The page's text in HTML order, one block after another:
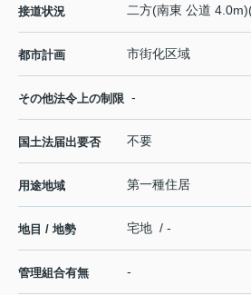
接道状況 二方(南東 公道
都市計画 市街化区域
その他法令上の制限 -
国土法届出要否 不要
用途地域 第一種住居
地目 / 地勢 宅地 / -
管理組合有無 -